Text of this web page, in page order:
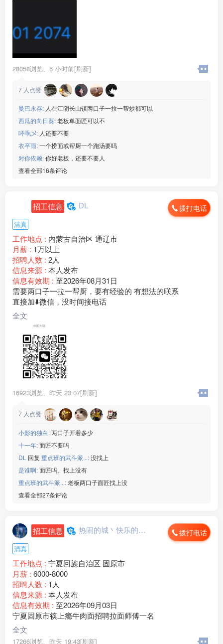
28058浏览、 6 小时前[刷新]
7 人点赞
曼巴永存: 人在江阴长山镇两口子一拉一帮炒都可以
西瓜的向日葵:老板单面匠可以不
吥乖乄: 人还要不要
衣卒雨:一个捞面或帮厨一个跑汤要吗
对你依赖:你好老板，还要不要人
查看全部16条评论
招工信息 DL 拨打电话
清真
工作地点 : 内蒙古自治区 通辽市
月薪 : 1万以上
招聘人数 : 2人
信息来源 : 本人发布
信息有效期 : 至2026年08月31日
需要两口子一拉一帮厨，要有经验的 有想法的联系
直接加⬇️微信，没时间接电话
全文
16923浏览、 昨天 23:07[刷新]
7 人点赞
小影的独白:两口子开着多少
十一年:面匠不要吗
DL 回复 重点班的武斗派...:没找上
是谁啊:面匠吗。找上没有
重点班的武斗派...:老板两口子面匠找上没
查看全部27条评论
招工信息 热闹的城丶快乐的心... 拨打电话
清真
工作地点 : 宁夏回族自治区 固原市
月薪 : 6000-8000
招聘人数 : 1人
信息来源 : 本人发布
信息有效期 : 至2026年09月03日
宁夏固原市筷上瘾牛肉面招聘拉面师傅一名
全文
17266浏览、 昨天 19:43[刷新]